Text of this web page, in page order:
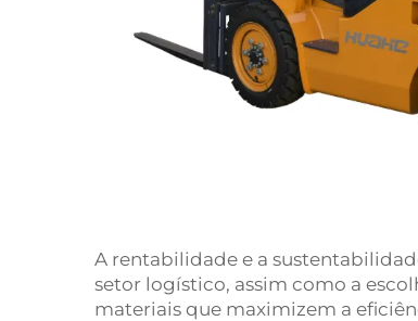
A rentabilidade e a
setor logístico, assim como a
materiais que maximizem a